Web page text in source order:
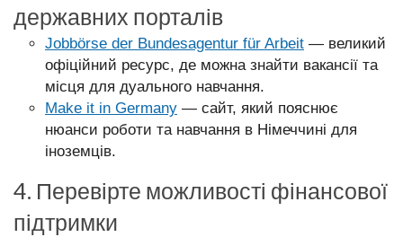
державних порталів
Jobbörse der Bundesagentur für Arbeit — великий
офіційний ресурс, де можна знайти вакансії та
місця для дуального навчання.
Make it in Germany — сайт, який пояснює
нюанси роботи та навчання в Німеччині для
іноземців.
4. Перевірте можливості фінансової
підтримки